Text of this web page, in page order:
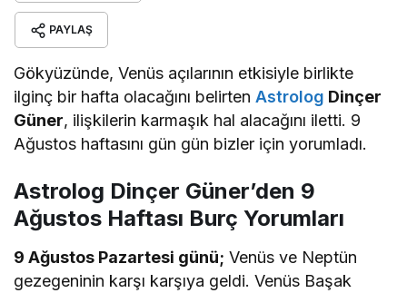
PAYLAŞ
Gökyüzünde, Venüs açılarının etkisiyle birlikte
ilginç bir hafta olacağını belirtenAstrolog Dinçer
Güner, ilişkilerin karmaşık hal alacağını iletti. 9
Ağustos haftasını gün gün bizler için yorumladı.
Astrolog Dinçer Güner’den 9
Ağustos Haftası Burç Yorumları
9 Ağustos Pazartesi günü; Venüs ve Neptün
gezegeninin karşı karşıya geldi. Venüs Başak